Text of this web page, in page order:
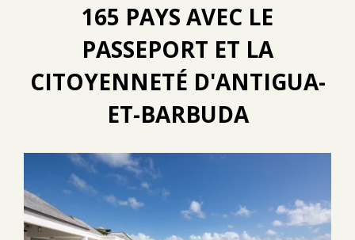
165 PAYS AVEC LE
PASSEPORT ET LA
CITOYENNETÉ D'ANTIGUA-
ET-BARBUDA